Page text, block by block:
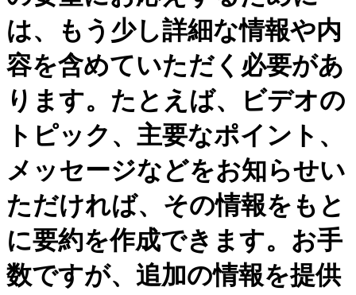
は、もう少し詳細な情報や内
容を含めていただく必要があ
ります。たとえば、ビデオの
トピック、主要なポイント、
メッセージなどをお知らせい
ただければ、その情報をもと
に要約を作成できます。お手
数ですが、追加の情報を提供